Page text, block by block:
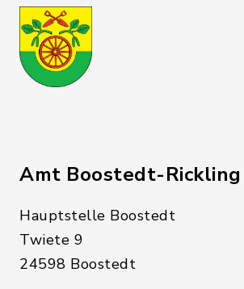
Amt Boostedt-Rickling
Hauptstelle Boostedt
Twiete 9
24598 Boostedt